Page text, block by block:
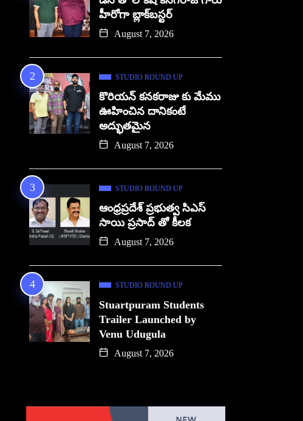
హీరోగా బ్లాక్‌బస్టర్
August 7, 2026
STUDIO ROUND UP
కొరియన్ కనకరాజు కు మేము
ఊహించిన దానికంటే
అద్భుతమైన
August 7, 2026
STUDIO ROUND UP
ఆంధ్రప్రదేశ్ ప్రభుత్వ సిఎస్
సాయి ప్రసాద్ తో కీలక
August 7, 2026
STUDIO ROUND UP
Stuartpuram Students
Trailer Launched by
Venu Udugula
August 7, 2026